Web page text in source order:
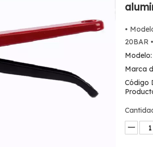
•
20BAR
Modelo:
Marca
Código